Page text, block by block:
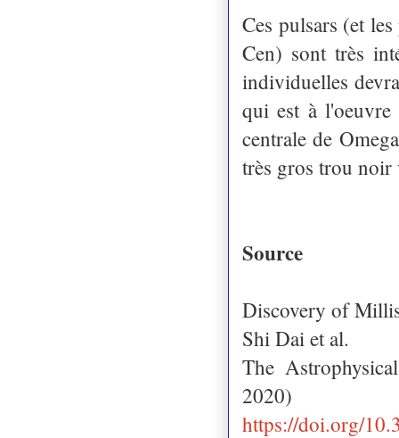
Ces pulsars (et
Cen) sont très
individuelles
qui est à
centrale de
très gros trou noir
Source
Discovery of
Shi Dai et al.
The
2020)
https://doi.org/